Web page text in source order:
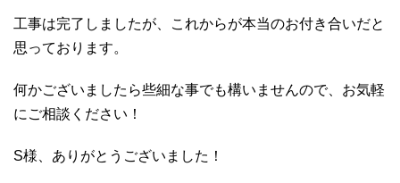
工事は完了しましたが、これからが本当のお付き合いだと
思っております。
何かございましたら些細な事でも構いませんので、お気軽
にご相談ください！
S様、ありがとうございました！